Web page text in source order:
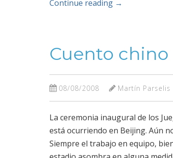
Continue reading →
Cuento chino
08/08/2008 Martín Parselis
La ceremonia inaugural de los
está ocurriendo en Beijing. Aún
Siempre el trabajo en equipo,